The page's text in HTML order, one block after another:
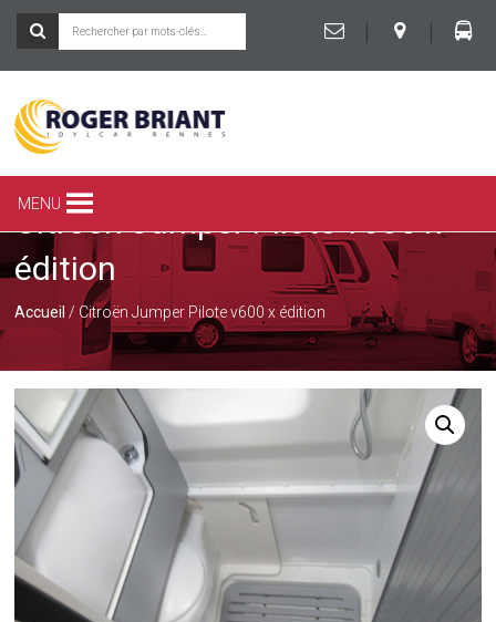
|
|
ROGER
BRIANT
SPÉCIALISTE
CAR
DE
CARAVANE
À
RENNES
MENU
Citroën Jumper Pilote v600 x
édition
Accueil / Citroën Jumper Pilote v600 x édition